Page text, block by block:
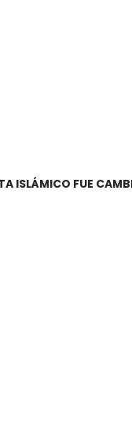
ISLÁMICO FUE